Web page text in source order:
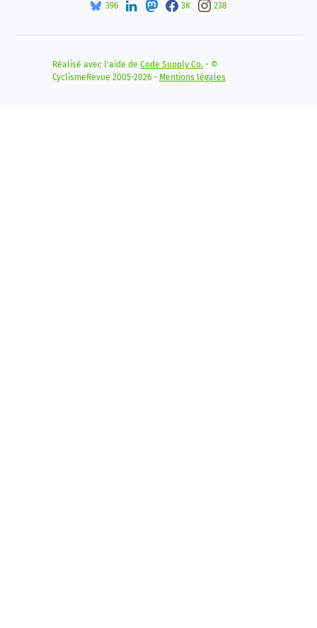
396 3K 238
Réalisé avec l'aide de Code Supply Co. - ©
CyclismeRevue 2005-2026 - Mentions légales